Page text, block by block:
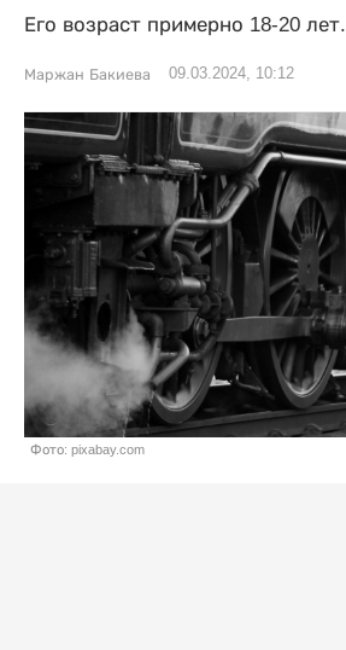
Его возраст примерно 18-20 лет.
Маржан Бакиева 09.03.2024, 10:12
Фото: pixabay.com